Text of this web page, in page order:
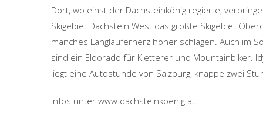
Dort, wo einst der Dachsteinkönig regierte,
Skigebiet Dachstein West das größte Skigebiet
manches Langlauferherz höher schlagen. Auch im
sind ein Eldorado für Kletterer und Mountainbiker.
liegt eine Autostunde von Salzburg, knappe zwei
Infos unter www.dachsteinkoenig.at.